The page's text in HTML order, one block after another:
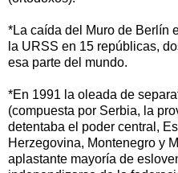
*La caída del Muro de Berlín
la URSS en 15 repúblicas,
esa parte del mundo.
*En 1991 la oleada de
(compuesta por Serbia, la
detentaba el poder central,
Herzegovina, Montenegro y
aplastante mayoría de